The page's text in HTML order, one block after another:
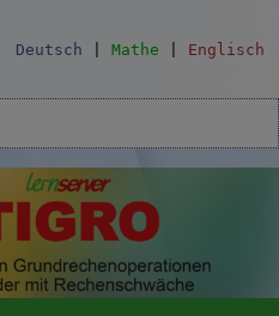
Deutsch Mathe Englisch